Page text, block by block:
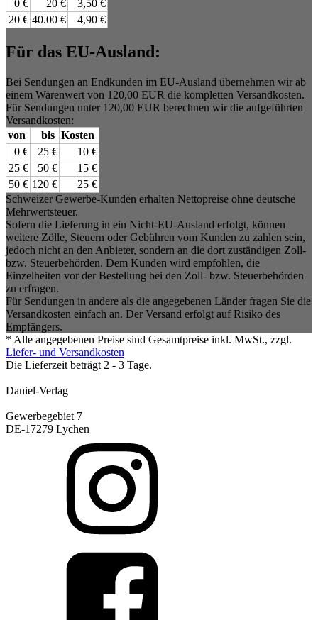
0 €
20 €
3,50 €
20 € 40.00 € 4,90 €
Für das EU-Ausland:
Bei Sendungen an Endkunden im EU-Ausland übernehmen wir ab
einem Warenwert von 120,00 EUR die kompletten Versandkosten.
Für Sendungen unter 120,00 EUR berechnen wir die aufgeführten
Versandkosten:
von
bis Kosten
0 €
25 €
10 €
25 €
50 €
15 €
50 € 120 €
25 €
Schweizer Gewerbe-Kunden erhalten Nettopreise ohne deutsche
Mehrwertsteuer.
Sofern die Lieferung in ein Nicht-EU-Ausland erfolgt, können
weitere Zölle, Steuern oder Gebühren vom Kunden zu zahlen sein,
jedoch nicht an den Anbieter, sondern an die dort zuständigen Zoll-
bzw. Steuerbehörden. Dem Kunden wird empfohlen, die
Einzelheiten vor der Bestellung bei den Zoll- bzw. Steuerbehörden
zu erfragen.
Für Sendungen in andere als die angegebenen Länder fragen Sie die
Versandkosten einfach an. Der Versand erfolgt auf Risiko des
Empfängers.
* Alle angegebenen Preise sind Gesamtpreise inkl. MwSt., zzgl.
Liefer- und Versandkosten
Die Lieferzeit beträgt 2 - 3 Tage.
Daniel-Verlag
Gewerbegebiet 7
DE-17279 Lychen